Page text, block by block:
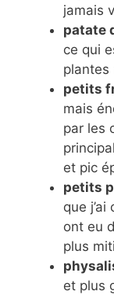
jamais
patate
ce qui
plantes
petits
mais
par les
et pic
petits
que
ont eu
plus
et plus